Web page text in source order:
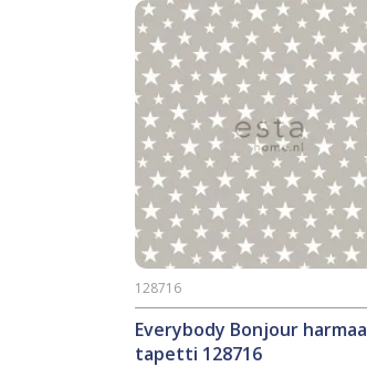
Everybody Bonjour harmaa
tapetti 128716
128716